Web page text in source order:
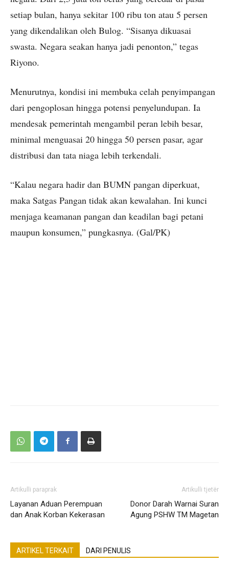
setiap bulan, hanya sekitar 100 ribu ton atau 5 persen
yang dikendalikan oleh Bulog. “Sisanya dikuasai
swasta. Negara seakan hanya jadi penonton,” tegas
Riyono.
Menurutnya, kondisi ini membuka celah penyimpangan
dari pengoplosan hingga potensi penyelundupan. Ia
mendesak pemerintah mengambil peran lebih besar,
minimal menguasai 20 hingga 50 persen pasar, agar
distribusi dan tata niaga lebih terkendali.
“Kalau negara hadir dan BUMN pangan diperkuat,
maka Satgas Pangan tidak akan kewalahan. Ini kunci
menjaga keamanan pangan dan keadilan bagi petani
maupun konsumen,” pungkasnya. (Gal/PK)
Artikulli paraprak
Layanan Aduan Perempuan
dan Anak Korban Kekerasan
Artikulli tjetër
Donor Darah Warnai Suran
Agung PSHW TM Magetan
ARTIKEL TERKAIT DARI PENULIS